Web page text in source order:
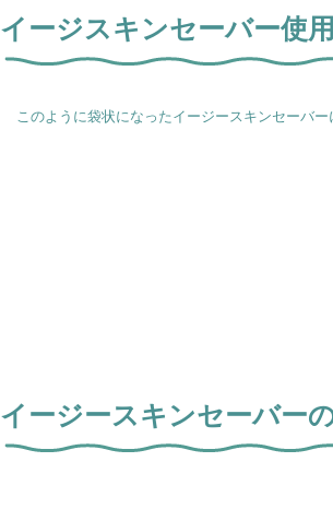
イージスキンセーバー使
このように袋状になったイージースキンセーバー
イージースキンセーバー